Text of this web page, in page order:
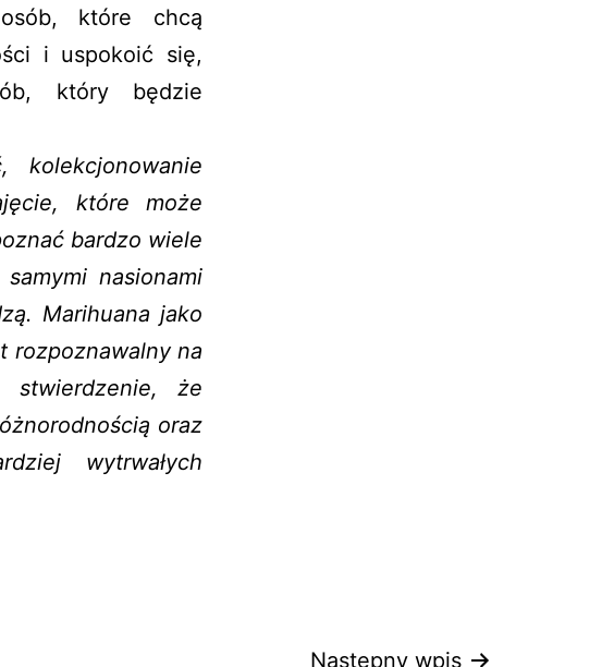
które chcą
i uspokoić się,
który będzie
które może
bardzo wiele
nasionami
Marihuana jako
rozpoznawalny na
stwierdzenie, że
oraz
wytrwałych
Następny wpis